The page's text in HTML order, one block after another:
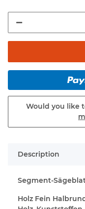
Would you like
Description
Segment-
Holz Fein